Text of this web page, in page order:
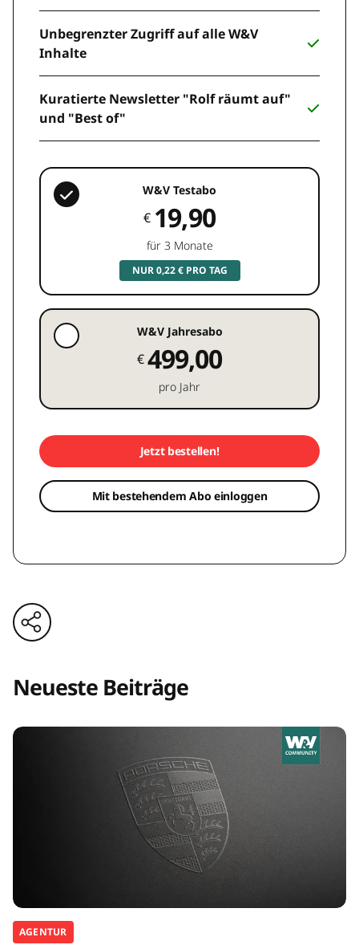
Unbegrenzter Zugriff auf alle W&V
Inhalte
Kuratierte Newsletter "Rolf räumt auf"
und "Best of"
W&V Testabo
€ 19,90
für 3 Monate
NUR 0,22 € PRO TAG
W&V Jahresabo
€499,00
pro Jahr
Jetzt bestellen!
Mit bestehendem Abo einloggen
Neueste Beiträge
AGENTUR